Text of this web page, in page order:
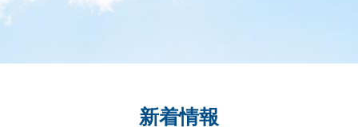
新着情報